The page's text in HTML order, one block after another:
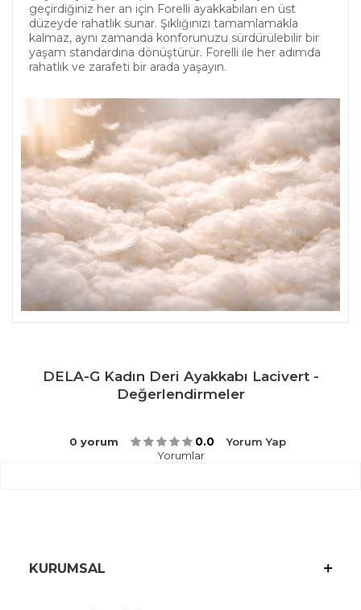
geçirdiğiniz her an için Forelli ayakkabıları en üst
düzeyde rahatlık sunar. Şıklığınızı tamamlamakla
kalmaz, aynı zamanda konforunuzu sürdürülebilir bir
yaşam standardına dönüştürür. Forelli ile her adımda
rahatlık ve zarafeti bir arada yaşayın.
DELA-G Kadın Deri Ayakkabı Lacivert -
Değerlendirmeler
0 yorum 0.0
Yorum Yap
Yorumlar
KURUMSAL